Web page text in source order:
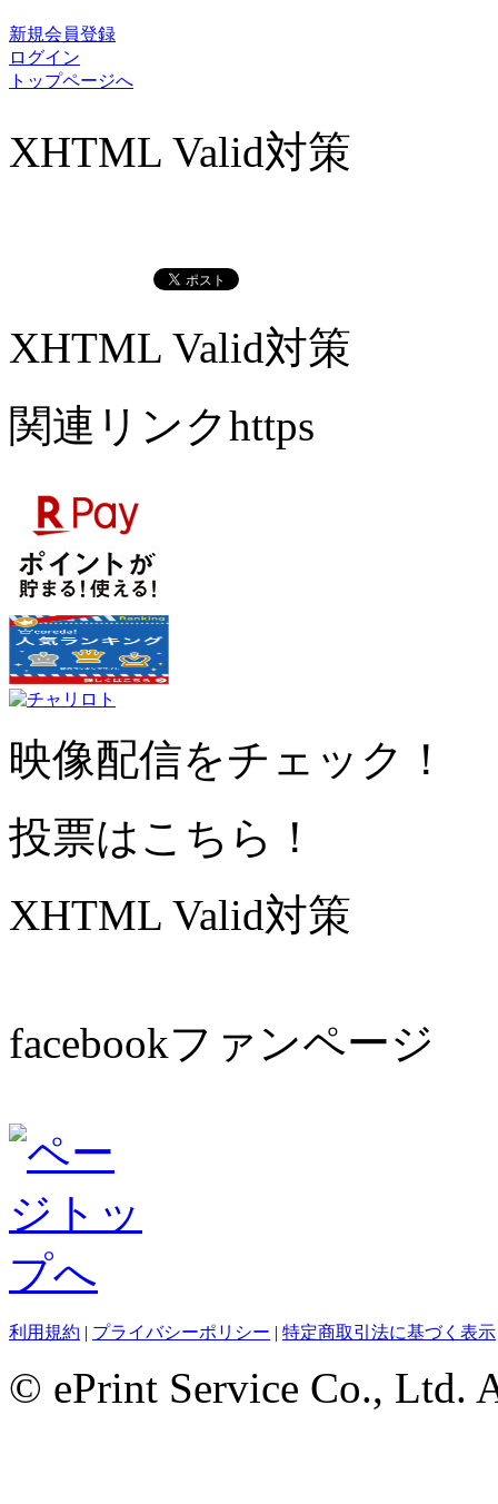
新規会員登録
ログイン
トップページへ
XHTML Valid対策
XHTML Valid対策
関連リンクhttps
映像配信をチェック！
投票はこちら！
XHTML Valid対策
facebookファンページ
利用規約 | プライバシーポリシー | 特定商取引法に基づく表示
© ePrint Service Co., Ltd.